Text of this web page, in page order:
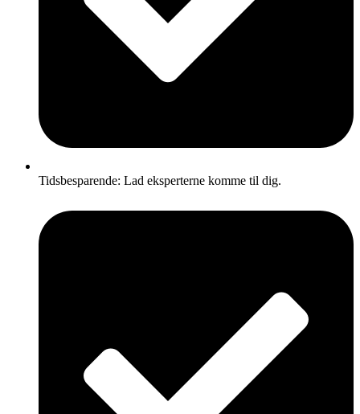
Tidsbesparende: Lad eksperterne komme til dig.